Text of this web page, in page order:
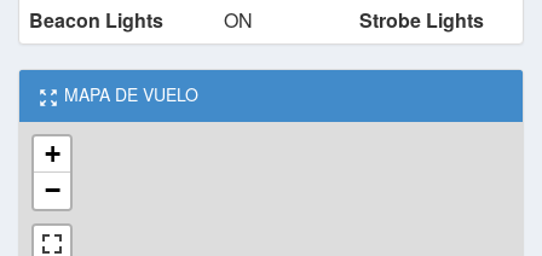
Beacon Lights
ON Strobe Lights
MAPA DE VUELO
+
−